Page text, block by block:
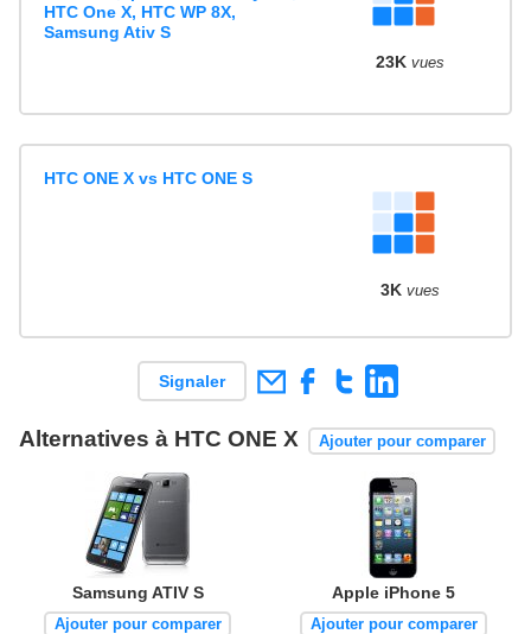
HTC One X, HTC WP 8X,
Samsung Ativ S
23K vues
HTC ONE X vs HTC ONE S
3K vues
Signaler
Alternatives à HTC ONE X Ajouter pour comparer
Samsung ATIV S
Ajouter pour comparer
Apple iPhone 5
Ajouter pour comparer